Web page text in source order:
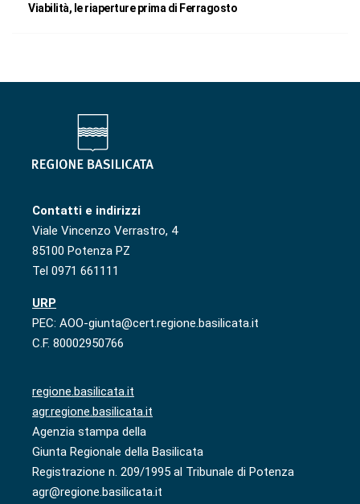
Viabilità, le riaperture prima di Ferragosto
Contatti e indirizzi
Viale Vincenzo Verrastro, 4
85100 Potenza PZ
Tel 0971 661111
URP
PEC: AOO-giunta@cert.regione.basilicata.it
C.F. 80002950766
regione.basilicata.it
agr.regione.basilicata.it
Agenzia stampa della
Giunta Regionale della Basilicata
Registrazione n. 209/1995 al Tribunale di Potenza
agr@regione.basilicata.it